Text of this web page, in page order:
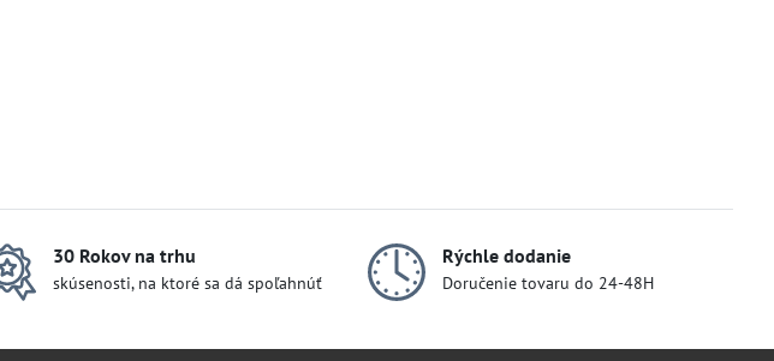
30 Rokov na trhu
skúsenosti, na ktoré sa dá spoľahnúť
Rýchle dodanie
Doručenie tovaru do 24-48H